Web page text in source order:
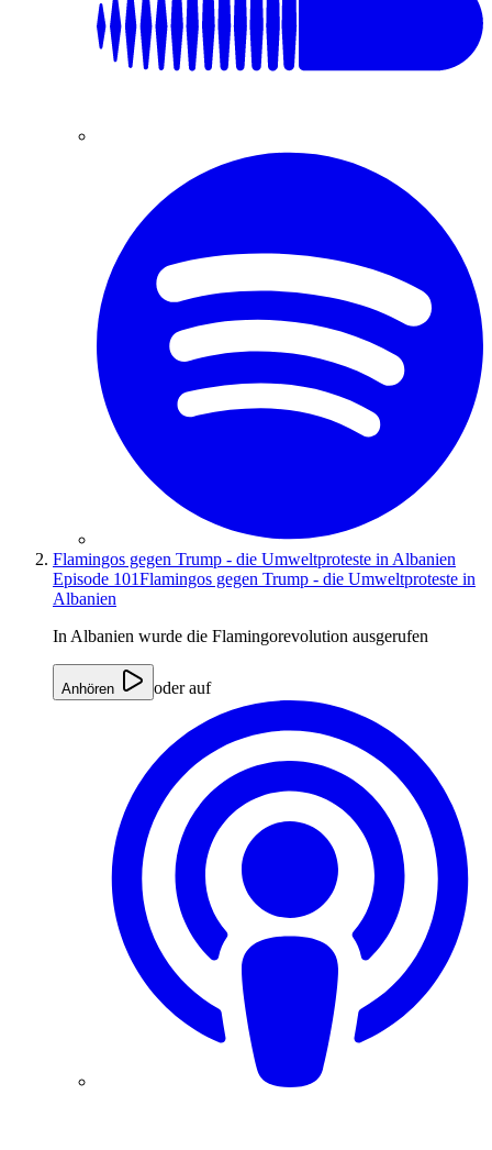
Flamingos gegen Trump - die Umweltproteste in Albanien
Episode 101Flamingos gegen Trump - die Umweltproteste in
Albanien
In Albanien wurde die Flamingorevolution ausgerufen
Anhören oder auf